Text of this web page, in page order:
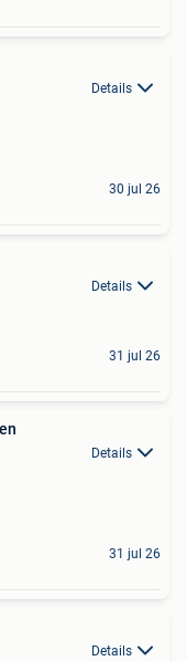
Details
30 jul 26
Details
31 jul 26
Details
31 jul 26
Details